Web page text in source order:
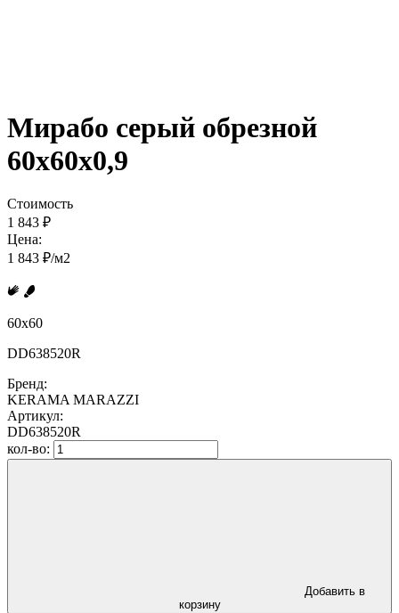
Мирабо серый обрезной
60x60x0,9
Стоимость
1 843 ₽
Цена:
1 843 ₽/м2
60x60
DD638520R
Бренд:
KERAMA MARAZZI
Артикул:
DD638520R
кол-во:
Добавить в
корзину